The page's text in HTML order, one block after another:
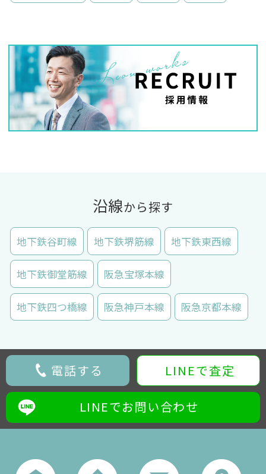
沿線から探す
地下鉄谷町線 地下鉄堺筋線 地下鉄東西線
地下鉄御堂筋線 阪急宝塚本線
地下鉄四つ橋線 阪急神戸本線 阪急京都本線
電話する LINEで査定
LINEでお問い合わせ